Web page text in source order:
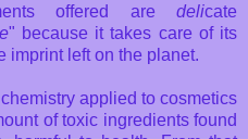
offered are delicate
" because it takes care of its
imprint left on the planet.
applied to cosmetics
of toxic ingredients found